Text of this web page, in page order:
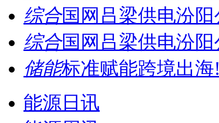
综合国网吕梁供电汾
综合国网吕梁供电汾
储能标准赋能跨境出
能源日讯